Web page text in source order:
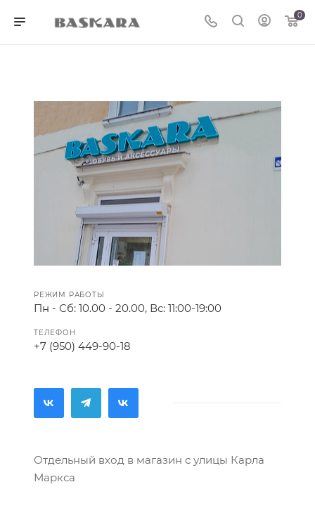
0
РЕЖИМ РАБОТЫ
Пн - Сб: 10.00 - 20.00, Вс: 11:00-19:00
ТЕЛЕФОН
+7 (950) 449-90-18
Отдельный вход в магазин с улицы Карла
Маркса